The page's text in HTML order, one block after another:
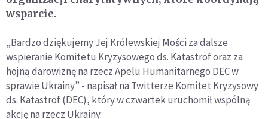
wsparcie.
„Bardzo dziękujemy Jej Królewskiej Mości za dalsze
wspieranie Komitetu Kryzysowego ds. Katastrof oraz za
hojną darowiznę na rzecz Apelu Humanitarnego DEC w
sprawie Ukrainy” - napisał na Twitterze Komitet Kryzysowy
ds. Katastrof (DEC), który w czwartek uruchomił wspólną
akcję na rzecz Ukrainy.